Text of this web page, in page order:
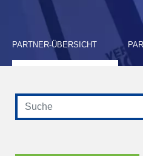
PARTNER-ÜBERSICHT